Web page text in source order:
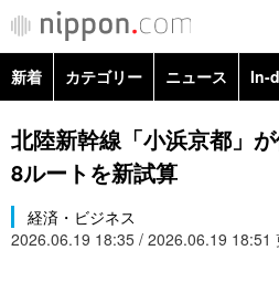
カテゴリー
新着 カテゴリー ニュース In-
政治・外交
経済・ビジネス
国際・海外
北陸新幹線「小浜京都」
8ルートを新試算
経済・ビジネス
2026.06.19 18:35 / 2026.06.19 18:51